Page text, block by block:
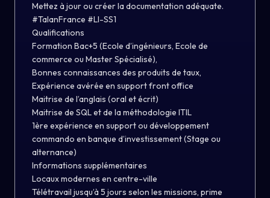
Mettez à jour ou créer la documentation adéquate.
#TalanFrance #LI-SS1
Qualifications
Formation Bac+5 (Ecole d’ingénieurs, Ecole de
commerce ou Master Spécialisé),
Bonnes connaissances des produits de taux,
Expérience avérée en support front office
Maitrise de l’anglais (oral et écrit)
Maitrise de SQL et de la méthodologie ITIL
1ère expérience en support ou développement
commando en banque d’investissement (Stage ou
alternance)
Informations supplémentaires
Locaux modernes en centre-ville
Télétravail jusqu’à 5 jours selon les missions, prime